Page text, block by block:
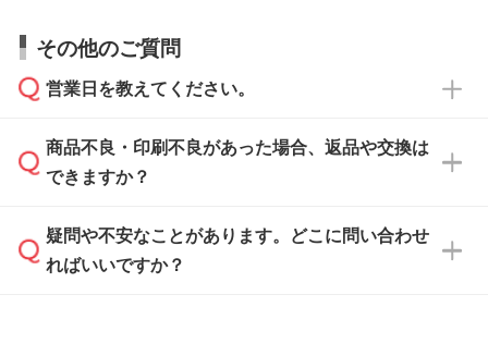
い合わせください。
なお、印刷用データの作り方に関する詳細は、
から添付してお送りください。
しい
解像度の低い画像や、手書きのイラスト、写真
などを、印刷に適したベクターデータに変換し
・フルカラーデータを1色に変換してほしい
お見積・ご注文・
相談いただきますと、担当スタッフがお客様の
ご希望や商品の本体色を確認し、印刷色をご提
本体色がブラック、ネイビーなど濃色の場合は
白色か淡い色の印刷色をおすすめしておりま
本体色がナチュラルなど淡色の場合、印刷をく
っきりと目立たせたいときは濃い印刷色が、柔
らかい雰囲気にしたいときは淡い印刷色が映え
その他のご質問
営業日を教えてください。
営業日は平日の10:00～18:00で、土日祝日はお
休みとなります。注文・見積・お問い合わせ
速やかに対応いたします。
商品不良・印刷不良があった場合、返品や交換は
できますか？
お手数をお掛けいたしますが、至急担当スタッ
フまでご連絡ください。商品の状況を確認し、
疑問や不安なことがあります。どこに問い合わせ
ればいいですか？